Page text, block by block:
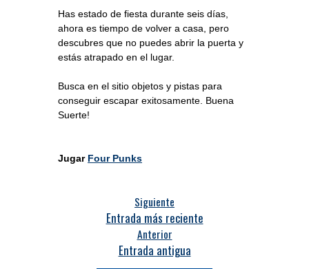
Has estado de fiesta durante seis días,
ahora es tiempo de volver a casa, pero
descubres que no puedes abrir la puerta y
estás atrapado en el lugar.
Busca en el sitio objetos y pistas para
conseguir escapar exitosamente. Buena
Suerte!
Jugar Four Punks
Siguiente
Entrada más reciente
Anterior
Entrada antigua